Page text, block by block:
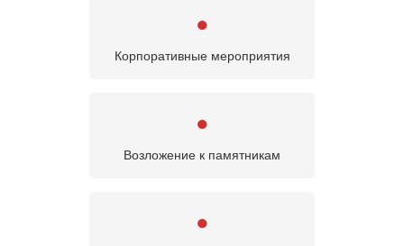
●
Корпоративные мероприятия
●
Возложение к памятникам
●